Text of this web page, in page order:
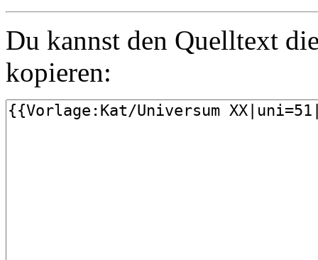
Du kannst den Quelltext
kopieren: